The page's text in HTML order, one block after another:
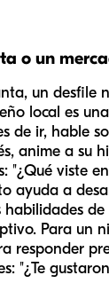
o un
un desfile
local es
de ir, hable
anime a su
"¿Qué viste
ayuda a
habilidades de
Para un
responder
"¿Te